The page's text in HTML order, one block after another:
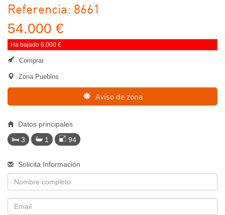
Referencia: 8661
54.000 €
Ha bajado 6.000 €
Comprar
Zona Pueblos
Aviso de zona
Datos principales
3
1 94
Solicita Información
Nombre
Email